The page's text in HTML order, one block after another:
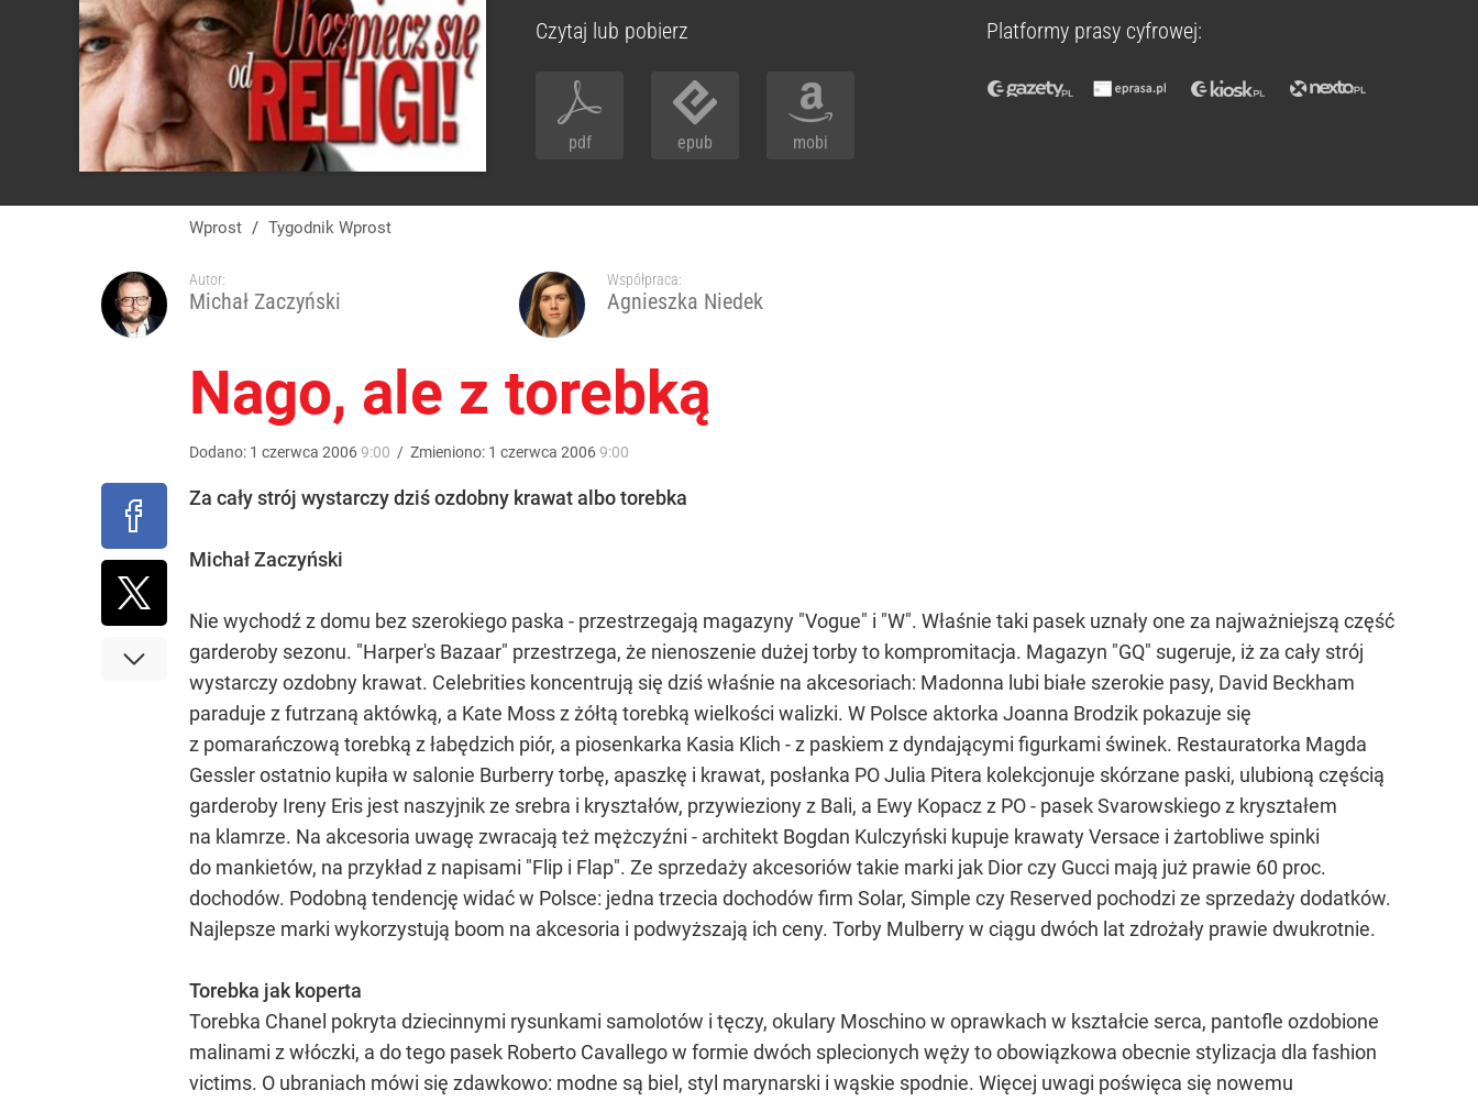
Czytaj lub pobierz
pdf epub mobi
Platformy prasy cyfrowej:
Wprost / Tygodnik Wprost
Autor:
Michał Zaczyński
Współpraca:
Agnieszka Niedek
Nago, ale z torebką
Dodano: 1 czerwca 20069:00 / Zmieniono: 1 czerwca 20069:00
Za cały strój wystarczy dziś ozdobny krawat albo torebka
Michał Zaczyński
Nie wychodź z domu bez szerokiego paska - przestrzegają magazyny "Vogue" i "W". Właśnie taki pasek uznały one za najważniejszą część
garderoby sezonu. "Harper's Bazaar" przestrzega, że nienoszenie dużej torby to kompromitacja. Magazyn "GQ" sugeruje, iż za cały strój
wystarczy ozdobny krawat. Celebrities koncentrują się dziś właśnie na akcesoriach: Madonna lubi białe szerokie pasy, David Beckham
paraduje z futrzaną aktówką, a Kate Moss z żółtą torebką wielkości walizki. W Polsce aktorka Joanna Brodzik pokazuje się
z pomarańczową torebką z łabędzich piór, a piosenkarka Kasia Klich - z paskiem z dyndającymi figurkami świnek. Restauratorka Magda
Gessler ostatnio kupiła w salonie Burberry torbę, apaszkę i krawat, posłanka PO Julia Pitera kolekcjonuje skórzane paski, ulubioną częścią
garderoby Ireny Eris jest naszyjnik ze srebra i kryształów, przywieziony z Bali, a Ewy Kopacz z PO - pasek Svarowskiego z kryształem
na klamrze. Na akcesoria uwagę zwracają też mężczyźni - architekt Bogdan Kulczyński kupuje krawaty Versace i żartobliwe spinki
do mankietów, na przykład z napisami "Flip i Flap". Ze sprzedaży akcesoriów takie marki jak Dior czy Gucci mają już prawie 60 proc.
dochodów. Podobną tendencję widać w Polsce: jedna trzecia dochodów firm Solar, Simple czy Reserved pochodzi ze sprzedaży dodatków.
Najlepsze marki wykorzystują boom na akcesoria i podwyższają ich ceny. Torby Mulberry w ciągu dwóch lat zdrożały prawie dwukrotnie.
Torebka jak koperta
Torebka Chanel pokryta dziecinnymi rysunkami samolotów i tęczy, okulary Moschino w oprawkach w kształcie serca, pantofle ozdobione
malinami z włóczki, a do tego pasek Roberto Cavallego w formie dwóch splecionych węży to obowiązkowa obecnie stylizacja dla fashion
victims. O ubraniach mówi się zdawkowo: modne są biel, styl marynarski i wąskie spodnie. Więcej uwagi poświęca się nowemu